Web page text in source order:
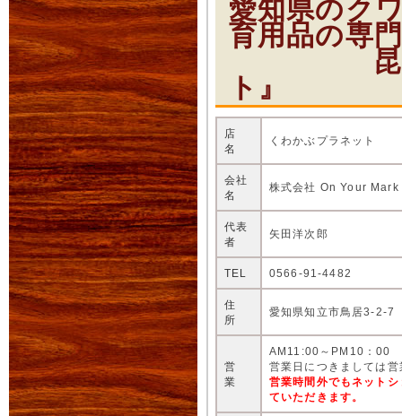
愛知県のク
育用品の専
昆虫シ
ト』
店
名
くわかぶプラネット
会社
名
株式会社 On Your Mark
代表
者
矢田洋次郎
TEL 0566-91-4482
住
所
愛知県知立市鳥居3-2-7
営
業
AM11:00～PM10：00
営業日につきましては
営業時間外でもネット
ていただきます。